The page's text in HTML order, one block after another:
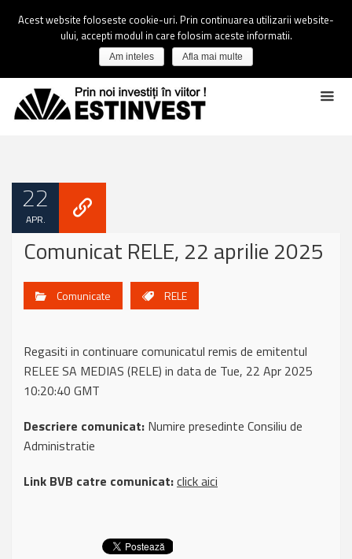
22
APR.
Comunicat RELE, 22 aprilie 2025
Comunicate RELE
Regasiti in continuare comunicatul remis de emitentul
RELEE SA MEDIAS (RELE) in data de Tue, 22 Apr 2025
10:20:40 GMT
Descriere comunicat: Numire presedinte Consiliu de
Administratie
Link BVB catre comunicat:click aici
Acest website foloseste cookie-uri. Prin continuarea utilizarii website-
ului, accepti modul in care folosim aceste informatii.
Am inteles Afla mai multe